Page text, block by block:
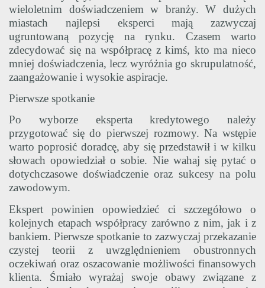
wieloletnim doświadczeniem w branży. W dużych
miastach najlepsi eksperci mają zazwyczaj
ugruntowaną pozycję na rynku. Czasem warto
zdecydować się na współpracę z kimś, kto ma nieco
mniej doświadczenia, lecz wyróżnia go skrupulatność,
zaangażowanie i wysokie aspiracje.
Pierwsze spotkanie
Po wyborze eksperta kredytowego należy
przygotować się do pierwszej rozmowy. Na wstępie
warto poprosić doradcę, aby się przedstawił i w kilku
słowach opowiedział o sobie. Nie wahaj się pytać o
dotychczasowe doświadczenie oraz sukcesy na polu
zawodowym.
Ekspert powinien opowiedzieć ci szczegółowo o
kolejnych etapach współpracy zarówno z nim, jak i z
bankiem. Pierwsze spotkanie to zazwyczaj przekazanie
czystej teorii z uwzględnieniem obustronnych
oczekiwań oraz oszacowanie możliwości finansowych
klienta. Śmiało wyrażaj swoje obawy związane z